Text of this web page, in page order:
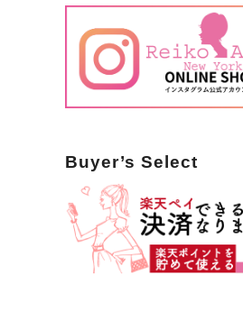
Buyer’s Select